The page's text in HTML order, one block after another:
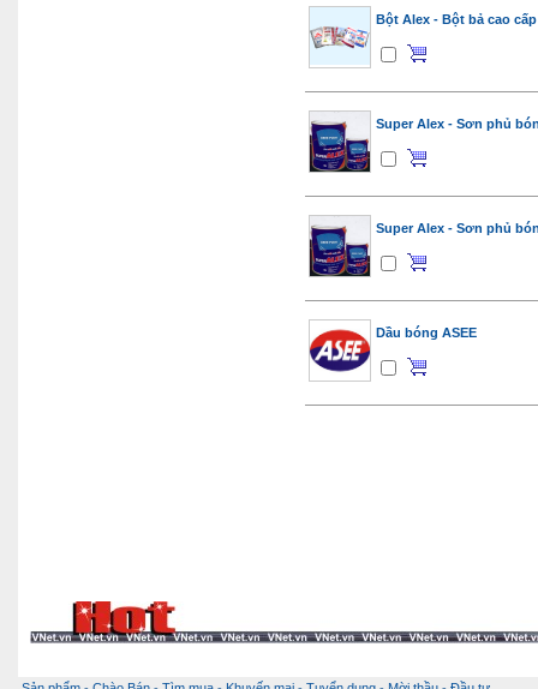
Bột Alex - Bột bả cao
Super Alex - Sơn phủ
Super Alex - Sơn phủ
Dầu bóng ASEE